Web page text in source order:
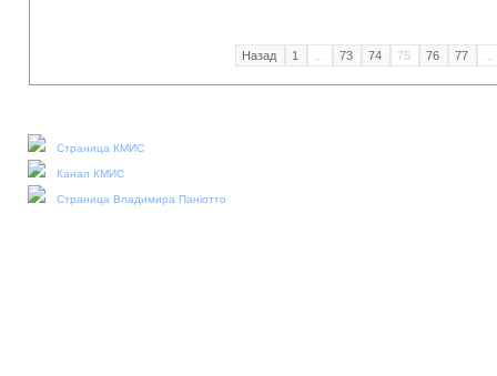
Назад 1 73 74 75 76 77
Страница КМИС
Канал КМИС
Страница Владимира Паніотто